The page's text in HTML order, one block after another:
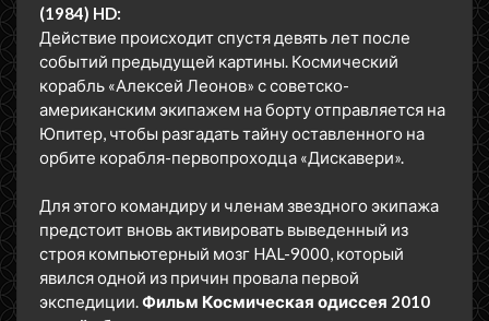
(1984) HD:
Действие происходит спустя девять лет после
событий предыдущей картины. Космический
корабль «Алексей Леонов» с советско-
американским экипажем на борту отправляется на
Юпитер, чтобы разгадать тайну оставленного на
орбите корабля-первопроходца «Дискавери».
Для этого командиру и членам звездного экипажа
предстоит вновь активировать выведенный из
строя компьютерный мозг HAL-9000, который
явился одной из причин провала первой
экспедиции.Фильм Космическая одиссея 2010